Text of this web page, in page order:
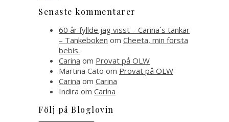
Senaste kommentarer
60 år fyllde jag visst – Carina´s tankar
– Tankeboken om Cheeta, min första
bebis.
Carina om Provat på OLW
Martina Cato om Provat på OLW
Carina om Carina
Indira om Carina
Följ på Bloglovin